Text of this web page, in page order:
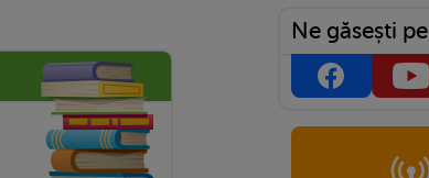
Ne găsești pe